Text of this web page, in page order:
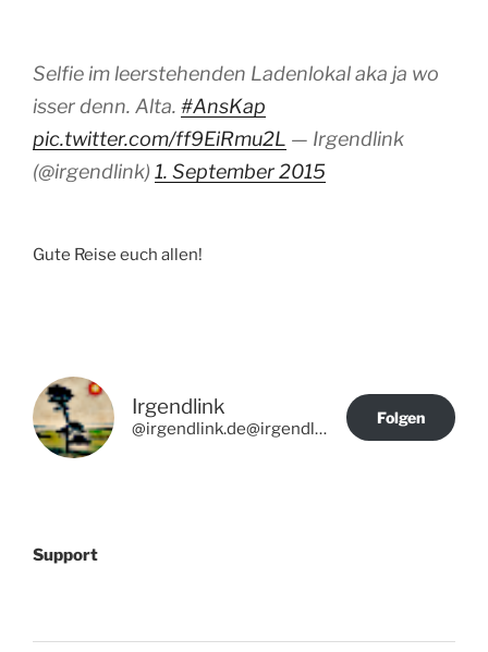
Selfie im leerstehenden Ladenlokal aka ja wo
isser denn. Alta. #AnsKap
pic.twitter.com/ff9EiRmu2L — Irgendlink
(@irgendlink) 1. September 2015
Gute Reise euch allen!
Irgendlink
@irgendlink.de@irgendlink.de
Folgen
Support